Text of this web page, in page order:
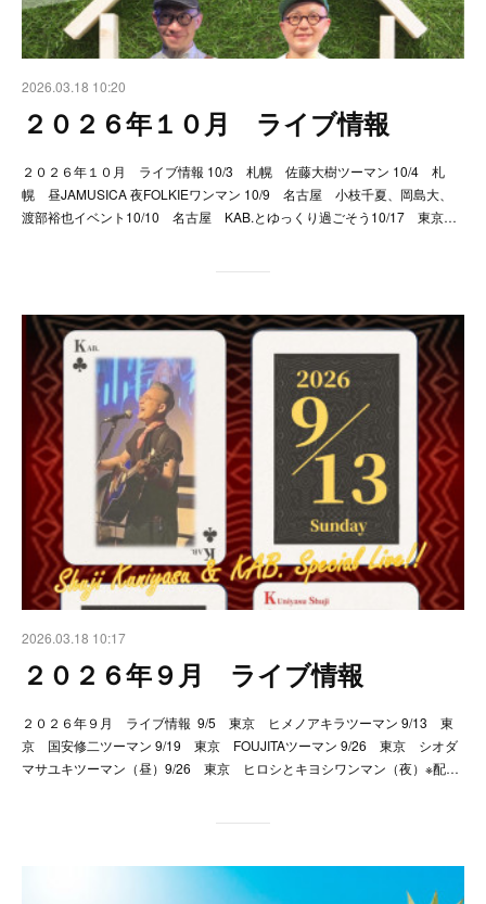
2026.03.18 10:20
２０２６年１０月 ライブ情報
２０２６年１０月 ライブ情報 10/3 札幌 佐藤大樹ツーマン 10/4 札
幌 昼JAMUSICA 夜FOLKIEワンマン 10/9 名古屋 小枝千夏、岡島大、
渡部裕也イベント10/10 名古屋 KAB.とゆっくり過ごそう10/17 東京…
2026.03.18 10:17
２０２６年９月 ライブ情報
２０２６年９月 ライブ情報 9/5 東京 ヒメノアキラツーマン 9/13 東
京 国安修二ツーマン 9/19 東京 FOUJITAツーマン 9/26 東京 シオダ
マサユキツーマン（昼）9/26 東京 ヒロシとキヨシワンマン（夜）※配…